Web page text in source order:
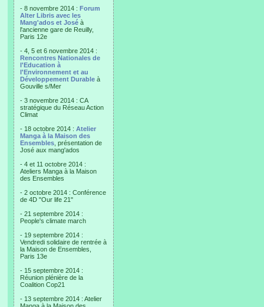
- 8 novembre 2014 : Forum
Alter Libris avec les
Mang'ados et José à
l'ancienne gare de Reuilly,
Paris 12e
- 4, 5 et 6 novembre 2014 :
Rencontres Nationales de
l'Education à
l'Environnement et au
Développement Durable à
Gouville s/Mer
- 3 novembre 2014 : CA
stratégique du Réseau Action
Climat
- 18 octobre 2014 : Atelier
Manga à la Maison des
Ensembles , présentation de
José aux mang'ados
- 4 et 11 octobre 2014 :
Ateliers Manga à la Maison
des Ensembles
- 2 octobre 2014 : Conférence
de 4D "Our life 21"
- 21 septembre 2014 :
People's climate march
- 19 septembre 2014 :
Vendredi solidaire de rentrée à
la Maison de Ensembles,
Paris 13e
- 15 septembre 2014 :
Réunion plénière de la
Coalition Cop21
- 13 septembre 2014 : Atelier